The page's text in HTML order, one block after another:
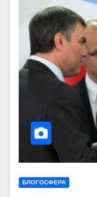
БЛОГОСФЕРА